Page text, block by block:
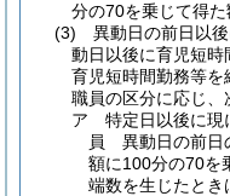
分の70を乗じて得た
(3)
異動日の前日以
動日以後に育児短
育児短時間勤務等
職員の区分に応じ、
ア
特定日以後に現
員 異動日の前日
額に100分の70を
端数を生じたとき